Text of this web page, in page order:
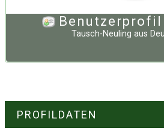
Tausch-Neuling aus
PROFILDATEN